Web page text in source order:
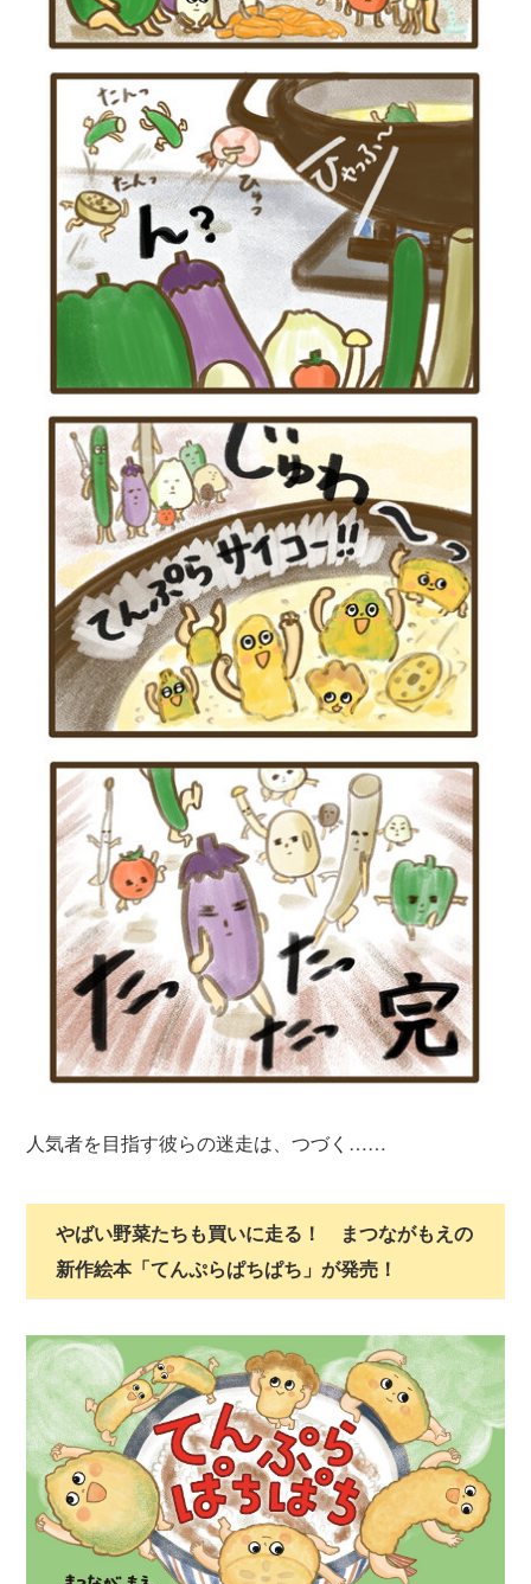
人気者を目指す彼らの迷走は、つづく……
やばい野菜たちも買いに走る！ まつながもえの
新作絵本「てんぷらぱちぱち」が発売！